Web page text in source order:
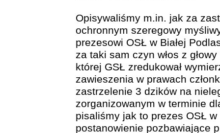
Opisywaliśmy m.in. jak za
ochronnym szeregowy
prezesowi OSŁ w Białej
za taki sam czyn włos z
której GSŁ zredukował
zawieszenia w prawach
zastrzelenie 3 dzików na
zorganizowanym w terminie
pisaliśmy jak to prezes OSŁ w
postanowienie pozbawiające